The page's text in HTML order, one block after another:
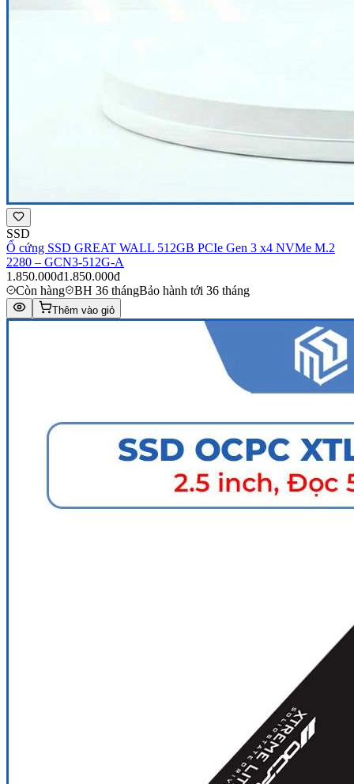
SSD
Ổ cứng SSD GREAT WALL 512GB PCIe Gen 3 x4 NVMe M.2
2280 – GCN3-512G-A
1.850.000đ1.850.000đ
Còn hàng
BH 36 thángBảo hành tới 36 tháng
Thêm vào giỏ